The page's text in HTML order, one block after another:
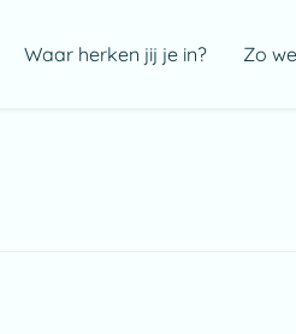
Waar herken jij je in? Zo